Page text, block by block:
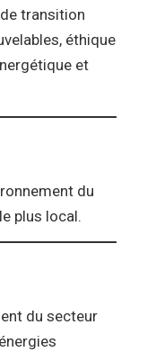
transition
éthique
et
du
plus local.
du secteur